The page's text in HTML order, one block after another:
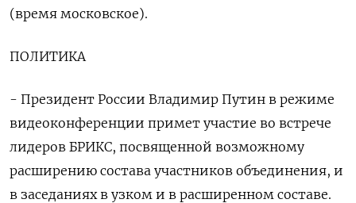
(время московское).
ПОЛИТИКА
- Президент России Владимир Путин в режиме
видеоконференции примет участие во встрече
лидеров БРИКС, посвященной возможному
расширению состава участников объединения, и
в заседаниях в узком и в расширенном составе.